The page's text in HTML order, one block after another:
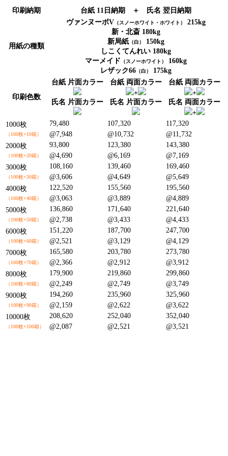
印刷納期 台紙 11日納期 ＋ 氏名 翌日納期
用紙の種類
ヴァンヌーボV （スノーホワイト・ホワイト）
215kg
新・北斎 180kg
新局紙 （白）
150kg
しこくてんれい 180kg
マーメイド （スノーホワイト）
160kg
レザック66 （白） 175kg
印刷色数
台紙 片面カラー
氏名 片面カラー
台紙両面カラー
+
氏名 片面カラー
台紙両面カラー
+
氏名 両面カラー
+
1000枚
（100枚×10箱）
79,480 107,320
117,320
@7,948
@10,732
@11,732
2000枚
（100枚×20箱）
93,800 123,380
143,380
@4,690
@6,169
@7,169
3000枚
（100枚×30箱）
108,160 139,460
169,460
@3,606
@4,649
@5,649
4000枚
（100枚×40箱）
122,520 155,560
195,560
@3,063
@3,889
@4,889
5000枚
（100枚×50箱）
136,860 171,640
221,640
@2,738
@3,433
@4,433
6000枚
（100枚×60箱）
151,220 187,700
247,700
@2,521
@3,129
@4,129
7000枚
（100枚×70箱）
165,580 203,780
273,780
@2,366
@2,912
@3,912
8000枚
（100枚×80箱）
179,900 219,860
299,860
@2,249
@2,749
@3,749
9000枚
（100枚×90箱）
194,260 235,960
325,960
@2,159
@2,622
@3,622
10000枚
（100枚×100箱）
208,620 252,040
352,040
@2,087
@2,521 @3,521